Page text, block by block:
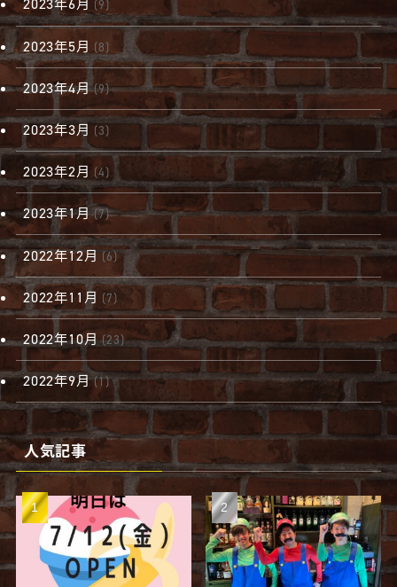
2023年6月 (9)
2023年5月 (8)
2023年4月(9)
2023年3月 (3)
2023年2月 (4)
2023年1月(7)
2022年12月 (6)
2022年11月 (7)
2022年10月(23)
2022年9月(1)
人気記事